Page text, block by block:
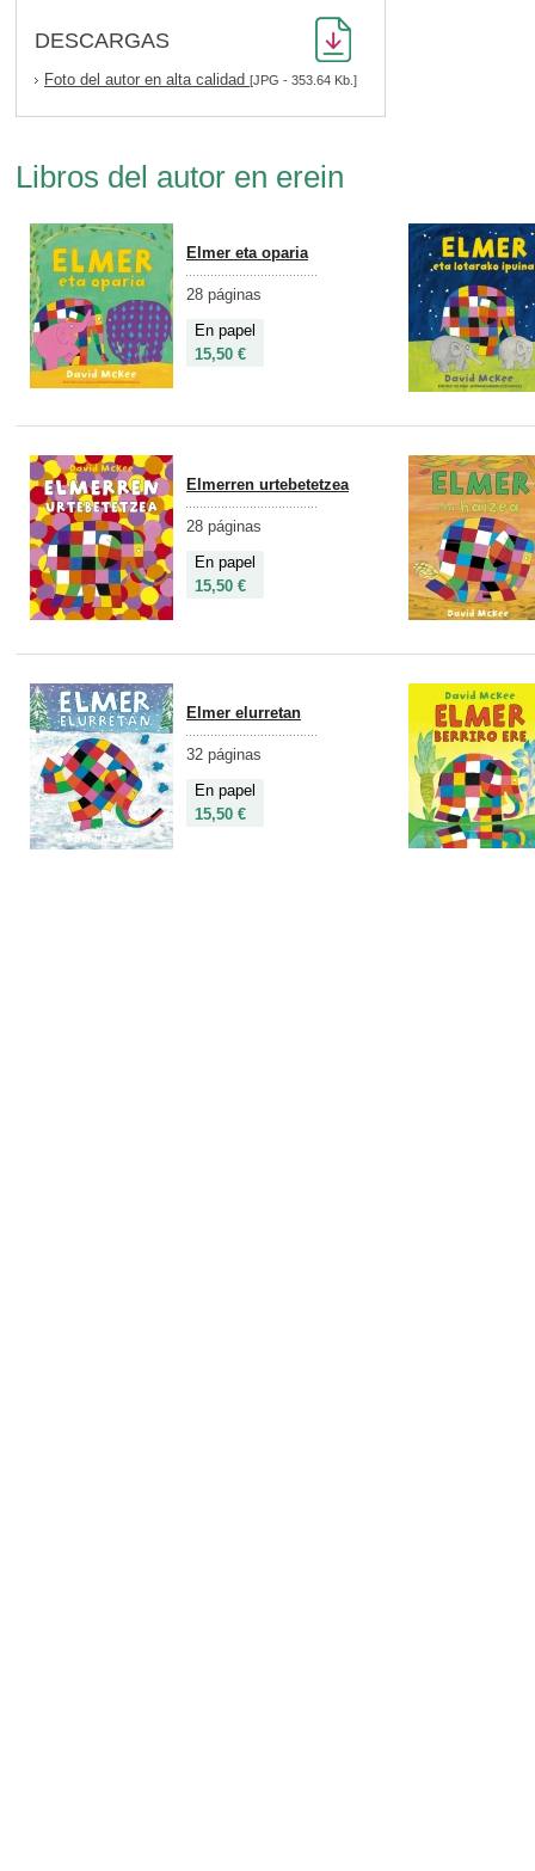
DESCARGAS
Foto del autor en alta calidad [JPG - 353.64 Kb.]
Libros del autor en erein
Elmer eta oparia
28 páginas
En papel
15,50 €
Elmerren urtebetetzea
28 páginas
En papel
15,50 €
Elmer elurretan
32 páginas
En papel
15,50 €